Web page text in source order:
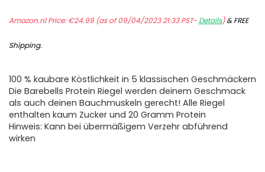
Amazon.nl Price:€24.99(as of 09/04/2023 21:33 PST- Details)&FREE
Shipping.
100 % kaubare Köstlichkeit in 5 klassischen Geschmäckern
Die Barebells Protein Riegel werden deinem Geschmack
als auch deinen Bauchmuskeln gerecht! Alle Riegel
enthalten kaum Zucker und 20 Gramm Protein
Hinweis: Kann bei übermäßigem Verzehr abführend
wirken